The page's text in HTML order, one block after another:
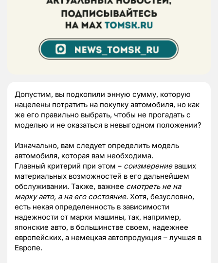
Допустим, вы подкопили энную сумму, которую
нацелены потратить на покупку автомобиля, но как
же его правильно выбрать, чтобы не прогадать с
моделью и не оказаться в невыгодном положении?
Изначально, вам следует определить модель
автомобиля, которая вам необходима.
Главный критерий при этом – соизмерениеваших
материальных возможностей в его дальнейшем
обслуживании. Также, важнее смотреть не на
марку авто, а на его состояние. Хотя, безусловно,
есть некая определенность в зависимости
надежности от марки машины, так, например,
японские авто, в большинстве своем, надежнее
европейских, а немецкая автопродукция – лучшая в
Европе.